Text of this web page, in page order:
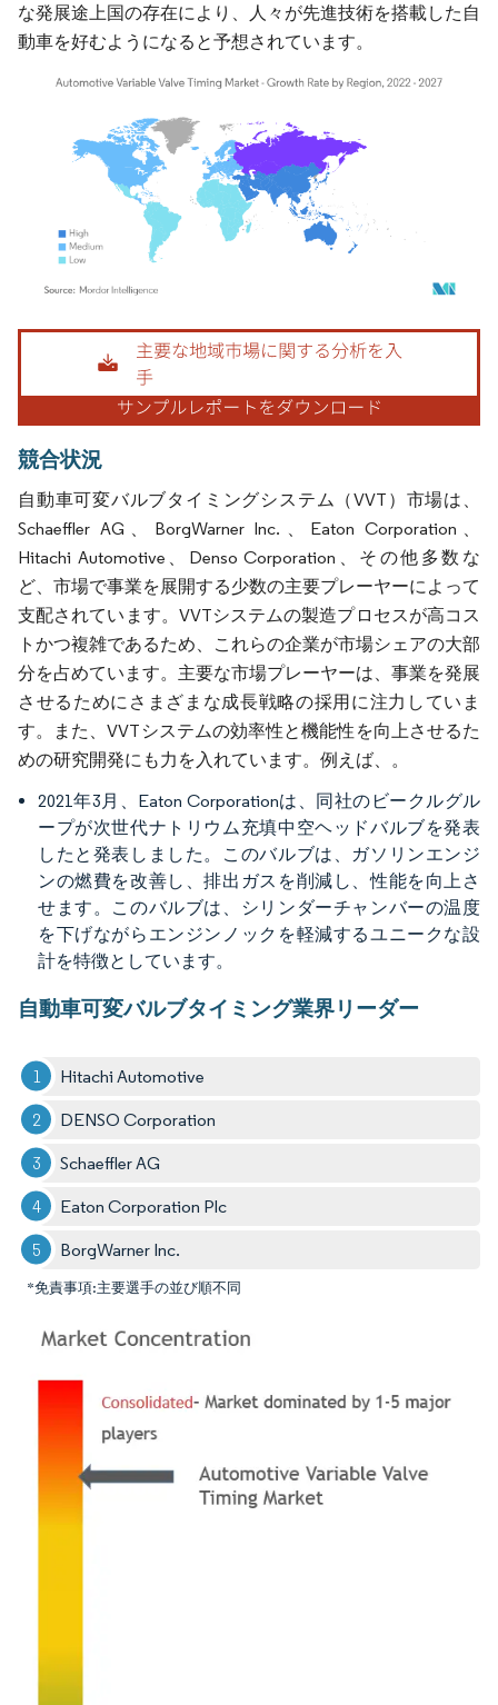
な発展途上国の存在により、人々が先進技術を搭載した自
動車を好むようになると予想されています。
画像 © Mordor Intelligence。再利用にはCC BY 4.0の表示が必要です。
競合状況
自動車可変バルブタイミングシステム（VVT）市場は、
Schaeffler AG、BorgWarner Inc.、Eaton Corporation、
Hitachi Automotive、Denso Corporation、その他多数な
ど、市場で事業を展開する少数の主要プレーヤーによって
支配されています。VVTシステムの製造プロセスが高コス
トかつ複雑であるため、これらの企業が市場シェアの大部
分を占めています。主要な市場プレーヤーは、事業を発展
させるためにさまざまな成長戦略の採用に注力していま
す。また、VVTシステムの効率性と機能性を向上させるた
めの研究開発にも力を入れています。例えば、。
2021年3月、Eaton Corporationは、同社のビークルグル
ープが次世代ナトリウム充填中空ヘッドバルブを発表
したと発表しました。このバルブは、ガソリンエンジ
ンの燃費を改善し、排出ガスを削減し、性能を向上さ
せます。このバルブは、シリンダーチャンバーの温度
を下げながらエンジンノックを軽減するユニークな設
計を特徴としています。
自動車可変バルブタイミング業界リーダー
Hitachi Automotive
DENSO Corporation
Schaeffler AG
Eaton Corporation Plc
BorgWarner Inc.
*免責事項:主要選手の並び順不同